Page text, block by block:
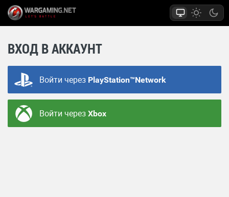
ВХОД В АККАУНТ
Войти через PlayStation™Network
Войти черезXbox